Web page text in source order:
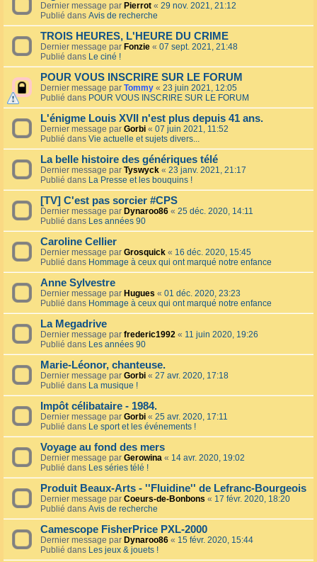
Dernier message par Pierrot « 29 nov. 2021, 21:12
Publié dans Avis de recherche
TROIS HEURES, L'HEURE DU CRIME
Dernier message par Fonzie « 07 sept. 2021, 21:48
Publié dans Le ciné !
POUR VOUS INSCRIRE SUR LE FORUM
Dernier message par Tommy « 23 juin 2021, 12:05
Publié dans POUR VOUS INSCRIRE SUR LE FORUM
L'énigme Louis XVII n'est plus depuis 41 ans.
Dernier message par Gorbi « 07 juin 2021, 11:52
Publié dans Vie actuelle et sujets divers...
La belle histoire des génériques télé
Dernier message par Tyswyck « 23 janv. 2021, 21:17
Publié dans La Presse et les bouquins !
[TV] C'est pas sorcier #CPS
Dernier message par Dynaroo86 « 25 déc. 2020, 14:11
Publié dans Les années 90
Caroline Cellier
Dernier message par Grosquick « 16 déc. 2020, 15:45
Publié dans Hommage à ceux qui ont marqué notre enfance
Anne Sylvestre
Dernier message par Hugues « 01 déc. 2020, 23:23
Publié dans Hommage à ceux qui ont marqué notre enfance
La Megadrive
Dernier message par frederic1992 « 11 juin 2020, 19:26
Publié dans Les années 90
Marie-Léonor, chanteuse.
Dernier message par Gorbi « 27 avr. 2020, 17:18
Publié dans La musique !
Impôt célibataire - 1984.
Dernier message par Gorbi « 25 avr. 2020, 17:11
Publié dans Le sport et les événements !
Voyage au fond des mers
Dernier message par Gerowina « 14 avr. 2020, 19:02
Publié dans Les séries télé !
Produit Beaux-Arts - ''Fluidine'' de Lefranc-Bourgeois
Dernier message par Coeurs-de-Bonbons « 17 févr. 2020, 18:20
Publié dans Avis de recherche
Camescope FisherPrice PXL-2000
Dernier message par Dynaroo86 « 15 févr. 2020, 15:44
Publié dans Les jeux & jouets !